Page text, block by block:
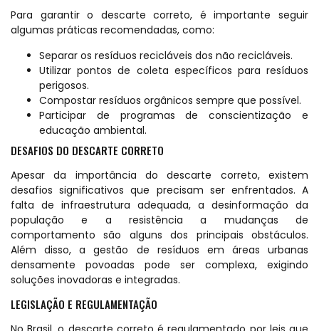
Para garantir o descarte correto, é importante seguir
algumas práticas recomendadas, como:
Separar os resíduos recicláveis dos não recicláveis.
Utilizar pontos de coleta específicos para resíduos
perigosos.
Compostar resíduos orgânicos sempre que possível.
Participar de programas de conscientização e
educação ambiental.
DESAFIOS DO DESCARTE CORRETO
Apesar da importância do descarte correto, existem
desafios significativos que precisam ser enfrentados. A
falta de infraestrutura adequada, a desinformação da
população e a resistência a mudanças de
comportamento são alguns dos principais obstáculos.
Além disso, a gestão de resíduos em áreas urbanas
densamente povoadas pode ser complexa, exigindo
soluções inovadoras e integradas.
LEGISLAÇÃO E REGULAMENTAÇÃO